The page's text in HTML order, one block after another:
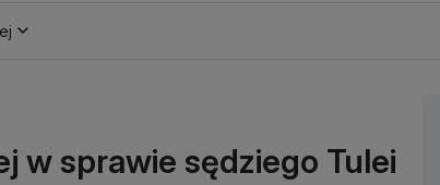
w sprawie sędziego Tulei